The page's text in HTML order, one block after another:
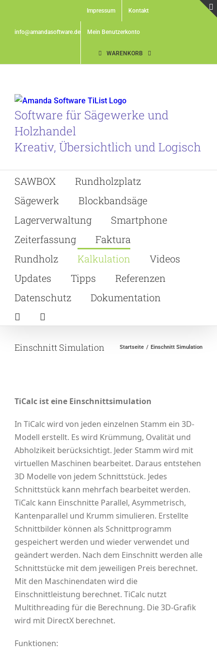
contentinfo@amandasoftware.de
Impressum Kontakt
Mein Benutzerkonto
WARENKORB
Software für Sägewerke und
Holzhandel
Kreativ, Übersichtlich und Logisch
SAWBOX
Rundholzplatz
Sägewerk
Blockbandsäge
Lagerverwaltung
Smartphone
Zeiterfassung
Faktura
Rundholz
Kalkulation
Videos
Updates
Tipps
Referenzen
Datenschutz
Dokumentation
Einschnitt Simulation Startseite Einschnitt Simulation
TiCalc ist eine Einschnittsimulation
In TiCalc wird von jeden einzelnen Stamm ein 3D-
Modell erstellt. Es wird Krümmung, Ovalität und
Abholzikeit berücksichtigt. Jeder Stamm wird mit
virtuellen Maschinen bearbeitet. Daraus entstehen
3D Modelle von jedem Schnittstück. Jedes
Schnittstück kann mehrfach bearbeitet werden.
TiCalc kann Einschnitte Parallel, Asymmetrisch,
Kantenparallel und Krumm simulieren. Erstellte
Schnittbilder können als Schnittprogramm
gespeichert werden und wieder verwendet und
geändert werden. Nach dem Einschnitt werden alle
Schnittstücke mit dem jeweiligen Preis berechnet.
Mit den Maschinendaten wird die
Einschnittleistung berechnet. TiCalc nutzt
Multithreading für die Berechnung. Die 3D-Grafik
wird mit DirectX berechnet.
Funktionen: